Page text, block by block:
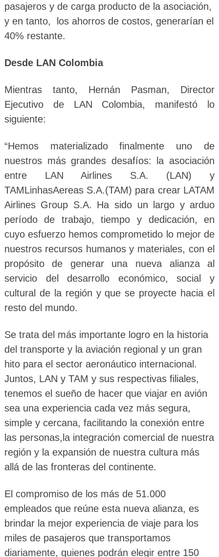
pasajeros y de carga producto de la asociación,
y en tanto, los ahorros de costos, generarían el
40% restante.
Desde LAN Colombia
Mientras tanto, Hernán Pasman, Director
Ejecutivo de LAN Colombia, manifestó lo
siguiente:
“Hemos materializado finalmente uno de
nuestros más grandes desafíos: la asociación
entre LAN Airlines S.A. (LAN) y
TAMLinhasAereas S.A.(TAM) para crear LATAM
Airlines Group S.A. Ha sido un largo y arduo
período de trabajo, tiempo y dedicación, en
cuyo esfuerzo hemos comprometido lo mejor de
nuestros recursos humanos y materiales, con el
propósito de generar una nueva alianza al
servicio del desarrollo económico, social y
cultural de la región y que se proyecte hacia el
resto del mundo.
Se trata del más importante logro en la historia
del transporte y la aviación regional y un gran
hito para el sector aeronáutico internacional.
Juntos, LAN y TAM y sus respectivas filiales,
tenemos el sueño de hacer que viajar en avión
sea una experiencia cada vez más segura,
simple y cercana, facilitando la conexión entre
las personas,la integración comercial de nuestra
región y la expansión de nuestra cultura más
allá de las fronteras del continente.
El compromiso de los más de 51.000
empleados que reúne esta nueva alianza, es
brindar la mejor experiencia de viaje para los
miles de pasajeros que transportamos
diariamente, quienes podrán elegir entre 150